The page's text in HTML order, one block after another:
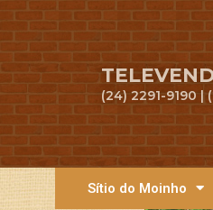
(24) 2291-9190 |
Sítio do Moinho